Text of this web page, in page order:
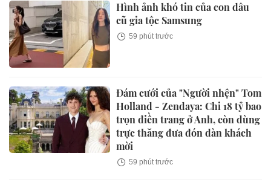
Hình ảnh khó tin của con dâu
cũ gia tộc Samsung
59 phút trước
Đám cưới của "Người nhện" Tom
Holland - Zendaya: Chi 18 tỷ bao
trọn điền trang ở Anh, còn dùng
trực thăng đưa đón dàn khách
mời
59 phút trước